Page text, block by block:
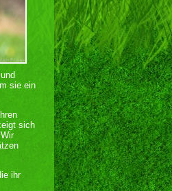
sie ein
sich
ihr